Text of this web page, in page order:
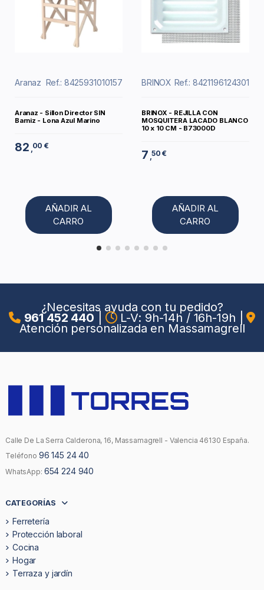
Aranaz Ref.: 8425931010157
Aranaz - Sillon Director SIN
Barniz - Lona Azul Marino
82 00 €
AÑADIR AL
CARRO
BRINOX Ref.: 8421196124301
BRINOX - REJILLA CON
MOSQUITERA LACADO BLANCO
10 x 10 CM - B73000D
7 ,50 €
AÑADIR AL
CARRO
¿Necesitas ayuda con tu pedido?
961 452 440 L-V: 9h-14h / 16h-19h
Atención personalizada en Massamagrell
Calle De La Serra Calderona, 16, Massamagrell - Valencia 46130 España.
Teléfono 96 145 24 40
WhatsApp: 654 224 940
CATEGORÍAS
Ferretería
Protección laboral
Cocina
Hogar
Terraza y jardín